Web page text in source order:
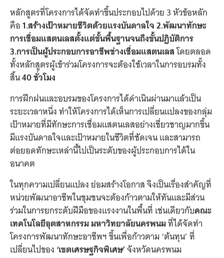
หลักสูตรที่โครงการได้จัดทำขึ้นประกอบไปด้วย 3 หัวข้อหลัก
คือ1.สร้างเป้าหมายชีวิตด้วยแรงบันดาลใจ 2.พัฒนาทักษะ
การเชื่อมแสตนเลสตั้งแต่ขั้นพื้นฐานจนถึงขั้นปฏิบัติการ
3.การเป็นผู้ประกอบการอาชีพช่างเชื่อมแสตนเลสโดยตลอด
ทั้งหลักสูตรผู้เข้าร่วมโครงการจะต้องใช้เวลาในการอบรมทั้ง
สิ้น40 ชั่วโมง
การฝึกฝนและอบรมของโครงการได้ดำเนินผ่านมาแล้วเป็น
ระยะเวลาหนึ่ง ทำให้โครงการได้เห็นการเปลี่ยนแปลงของกลุ่ม
เป้าหมายที่มีทักษะการเชื่อมแสตนเลสอย่างเชี่ยวชาญมากขึ้น
มีแรงบันดาลใจและเป้าหมายในชีวิตที่ชัดเจน และสามารถ
ต่อยอดทักษะเหล่านี้ไปเป็นระดับของผู้ประกอบการได้ใน
อนาคต
ในทุกความเปลี่ยนแปลง ย่อมสร้างโอกาส จึงเป็นเรื่องสำคัญที่
หน่วยพัฒนาอาชีพในชุมชนจะต้องก้าวตามให้ทันและมีส่วน
ร่วมในการยกระดับฝีมือของแรงงานในพื้นที่ เช่นเดียวกับคณะ
เทคโนโลยีอุตสาหกรรม มหาวิทยาลัยนครพนมที่ได้จัดทำ
โครงการพัฒนาทักษะอาชีพฯ ขึ้นเพื่อก้าวตาม ‘ต้นทุน’ ที่
เปลี่ยนไปของ ‘เขตเศรษฐกิจพิเศษ’จังหวัดนครพนม